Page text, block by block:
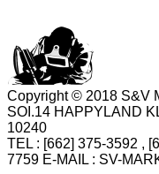
Copyright © 2018 S&V
SOI.14 HAPPYLAND
10240
TEL : [662] 375-3592 ,
7759 E-MAIL : SV-